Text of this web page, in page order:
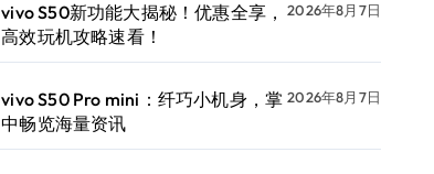
vivo S50新功能大揭秘！优惠全享，
高效玩机攻略速看！
2026年8月7日
vivo S50 Pro mini：纤巧小机身，掌
中畅览海量资讯
2026年8月7日